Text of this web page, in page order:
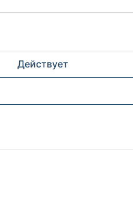
Действует